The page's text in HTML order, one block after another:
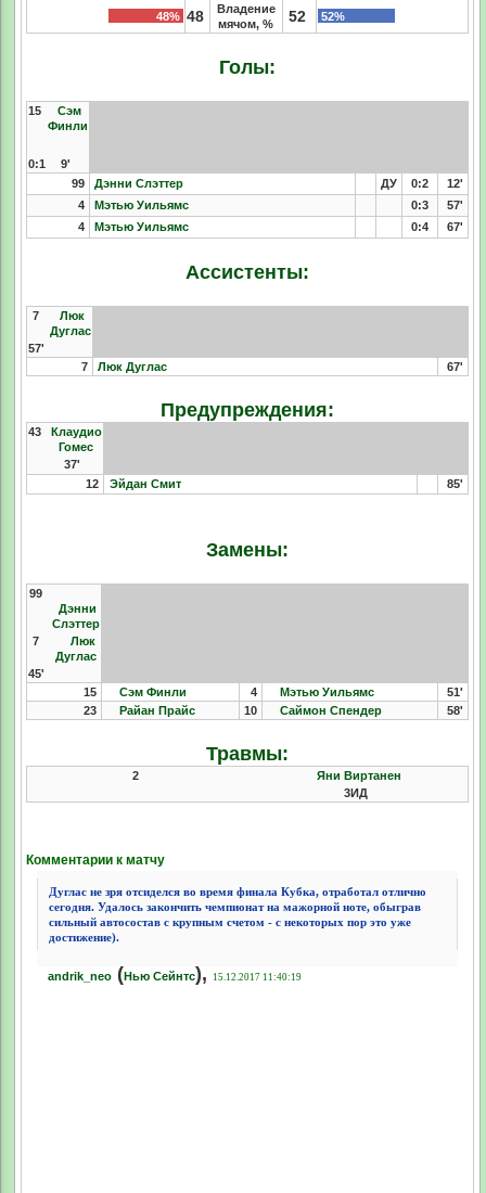
48% 48
Владение
мячом, %
52 52%
Голы:
15
Сэм
Финли
0:1
9'
99
Дэнни Слэттер ДУ 0:2
12'
4
Мэтью Уильямс 0:3
57'
4
Мэтью Уильямс 0:4 67'
Ассистенты:
7
Люк
Дуглас
57'
7
Люк Дуглас 67'
Предупреждения:
43
Клаудио
Гомес
37'
12
Эйдан Смит 85'
Замены:
99
Дэнни
Слэттер
7
Люк
Дуглас
45'
15
Сэм Финли 4 Мэтью Уильямс
51'
23
Райан Прайс 10 Саймон Спендер 58'
Травмы:
2
Яни Виртанен
3ИД
Комментарии к матчу
Дуглас не зря отсиделся во время финала Кубка, отработал отлично
сегодня. Удалось закончить чемпионат на мажорной ноте, обыграв
сильный автосостав с крупным счетом - с некоторых пор это уже
достижение).
andrik_neo(Нью Сейнтс), 15.12.2017 11:40:19